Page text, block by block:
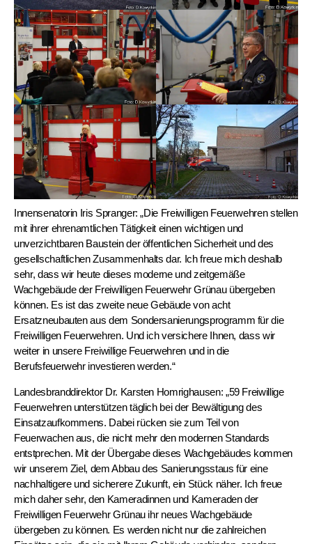
Innensenatorin Iris Spranger: „Die Freiwilligen Feuerwehren stellen
mit ihrer ehrenamtlichen Tätigkeit einen wichtigen und
unverzichtbaren Baustein der öffentlichen Sicherheit und des
gesellschaftlichen Zusammenhalts dar. Ich freue mich deshalb
sehr, dass wir heute dieses moderne und zeitgemäße
Wachgebäude der Freiwilligen Feuerwehr Grünau übergeben
können. Es ist das zweite neue Gebäude von acht
Ersatzneubauten aus dem Sondersanierungsprogramm für die
Freiwilligen Feuerwehren. Und ich versichere Ihnen, dass wir
weiter in unsere Freiwillige Feuerwehren und in die
Berufsfeuerwehr investieren werden.“
Landesbranddirektor Dr. Karsten Homrighausen: „59 Freiwillige
Feuerwehren unterstützen täglich bei der Bewältigung des
Einsatzaufkommens. Dabei rücken sie zum Teil von
Feuerwachen aus, die nicht mehr den modernen Standards
entstprechen. Mit der Übergabe dieses Wachgebäudes kommen
wir unserem Ziel, dem Abbau des Sanierungsstaus für eine
nachhaltigere und sicherere Zukunft, ein Stück näher. Ich freue
mich daher sehr, den Kameradinnen und Kameraden der
Freiwilligen Feuerwehr Grünau ihr neues Wachgebäude
übergeben zu können. Es werden nicht nur die zahlreichen